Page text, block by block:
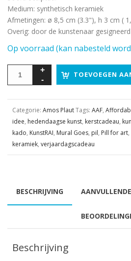
Medium: synthetisch keramiek
Afmetingen: ø 8,5 cm (3.3"), h 3 cm (
Overig: door de kunstenaar
Op voorraad (kan nabesteld
TOEVOEGEN
Categorie: Amos PlautTags: AAF,
idee, hedendaagse kunst, kerstcadeau,
kado, KunstRAI, Mural Goes, pil, Pill for art,
keramiek, verjaardagscadeau
BESCHRIJVING
Beschrijving